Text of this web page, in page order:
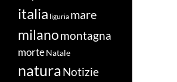
italia liguria mare
milanomontagna
morteNatale
naturaNotizie